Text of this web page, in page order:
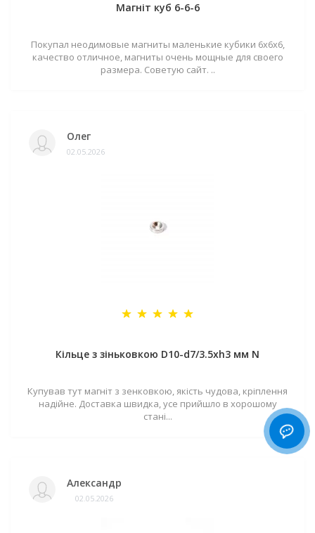
Магніт куб 6-6-6
Покупал неодимовые магниты маленькие кубики 6х6х6,
качество отличное, магниты очень мощные для своего
размера. Советую сайт. ..
Олег
02.05.2026
Кільце з зіньковкою D10-d7/3.5хh3 мм N
Купував тут магніт з зенковкою, якість чудова, кріплення
надійне. Доставка швидка, усе прийшло в хорошому
стані...
Александр
02.05.2026